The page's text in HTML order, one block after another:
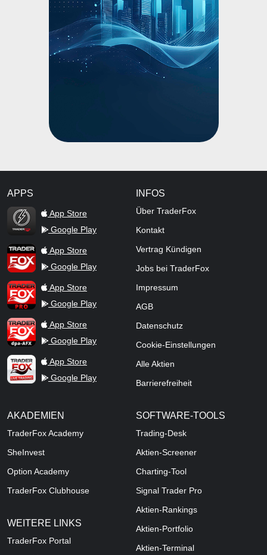
APPS
TraderFox Flash
App Store
Google Play
TraderFox AppApp Store
Google Play
TraderFox ProApp Store
Google Play
TraderFox dpa-AFX ProFeed
App Store
Google Play
TraderFox Live Trading
App Store
Google Play
INFOS
Über TraderFox
Kontakt
Vertrag Kündigen
Jobs bei TraderFox
Impressum
AGB
Datenschutz
Cookie-Einstellungen
Alle Aktien
Barrierefreiheit
AKADEMIEN
TraderFox Academy
SheInvest
Option Academy
TraderFox Clubhouse
WEITERE LINKS
TraderFox Portal
SOFTWARE-TOOLS
Trading-Desk
Aktien-Screener
Charting-Tool
Signal Trader Pro
Aktien-Rankings
Aktien-Portfolio
Aktien-Terminal